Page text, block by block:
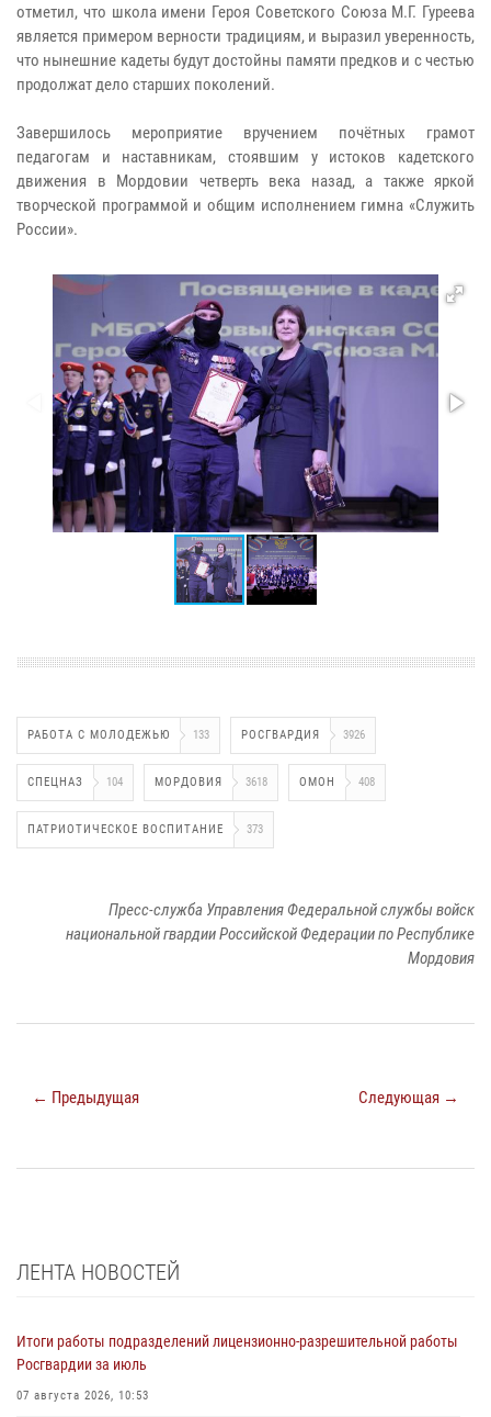
отметил, что школа имени Героя Советского Союза М.Г. Гуреева
является примером верности традициям, и выразил уверенность,
что нынешние кадеты будут достойны памяти предков и с честью
продолжат дело старших поколений.
Завершилось мероприятие вручением почётных грамот
педагогам и наставникам, стоявшим у истоков кадетского
движения в Мордовии четверть века назад, а также яркой
творческой программой и общим исполнением гимна «Служить
России».
РАБОТА С МОЛОДЕЖЬЮ 133 РОСГВАРДИЯ 3926
СПЕЦНАЗ 104 МОРДОВИЯ 3618 ОМОН 408
ПАТРИОТИЧЕСКОЕ ВОСПИТАНИЕ 373
Пресс-служба Управления Федеральной службы войск
национальной гвардии Российской Федерации по Республике
Мордовия
← Предыдущая Следующая →
ЛЕНТА НОВОСТЕЙ
Итоги работы подразделений лицензионно-разрешительной работы
Росгвардии за июль
07 августа 2026, 10:53